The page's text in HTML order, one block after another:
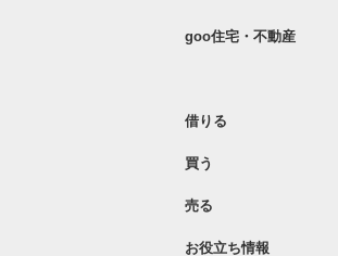
goo住宅・不動産
借りる
買う
売る
お役立ち情報